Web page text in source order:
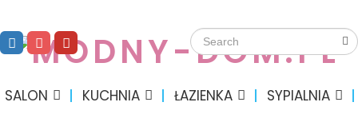
SALON KUCHNIA ŁAZIENKA
SYPIALNIA